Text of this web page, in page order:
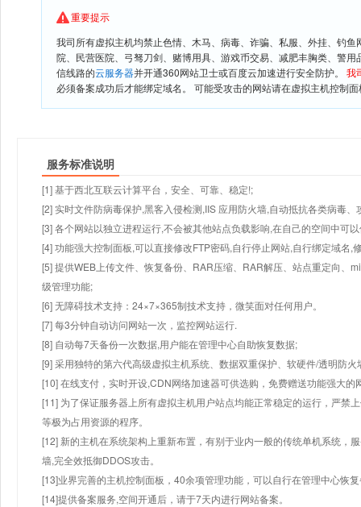
重要提示
我司所有虚拟主机均禁止色情、木马、病毒、诈骗、私服、外挂、钓
院、民营医院、弓驽刀剑、赌博用具、游戏币交易、减肥丰胸类、警
信线路的云服务器并开通360网站卫士或百度云加速进行安全防护。 我
必须备案成功后才能绑定域名。 可能受攻击的网站请在虚拟主机控制
服务标准说明
[1] 基于西北互联云计算平台，安全、可靠、稳定!;
[2] 实时文件防病毒保护,黑客入侵检测,IIS 应用防火墙,自动抵抗各类病毒、
[3] 各个网站以独立进程运行,不会被其他站点负载影响,在自己的空间中可
[4] 功能强大控制面板,可以直接修改FTP密码,自行停止网站,自行绑定域名,
[5] 提供WEB上传文件、恢复备份、RAR压缩、RAR解压、站点重定向、
级管理功能;
[6] 无障碍技术支持：24×7×365制技术支持，微笑面对任何用户。
[7] 每3分钟自动访问网站一次，监控网站运行.
[8] 自动每7天备份一次数据,用户能在管理中心自助恢复数据;
[9] 采用独特的第六代高级虚拟主机系统、数据双重保护、软硬件/透明防火
[10] 在线支付，实时开设,CDN网络加速器可供选购，免费赠送功能强大
[11] 为了保证服务器上所有虚拟主机用户站点均能正常稳定的运行，严禁
等极为占用资源的程序。
[12] 新的主机在系统架构上重新布置，有别于业内一般的传统单机系统，
墙,完全效抵御DDOS攻击。
[13]业界完善的主机控制面板，40余项管理功能，可以自行在管理中心恢
[14]提供备案服务,空间开通后，请于7天内进行网站备案。